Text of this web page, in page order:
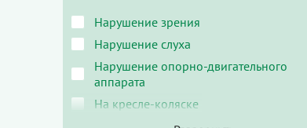
Нарушение зрения
Нарушение слуха
Нарушение опорно-двигательного
аппарата
На кресле-коляске